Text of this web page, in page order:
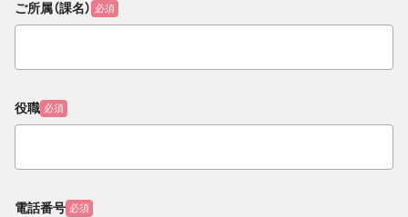
ご所属（課名） 必須
役職 必須
電話番号 必須